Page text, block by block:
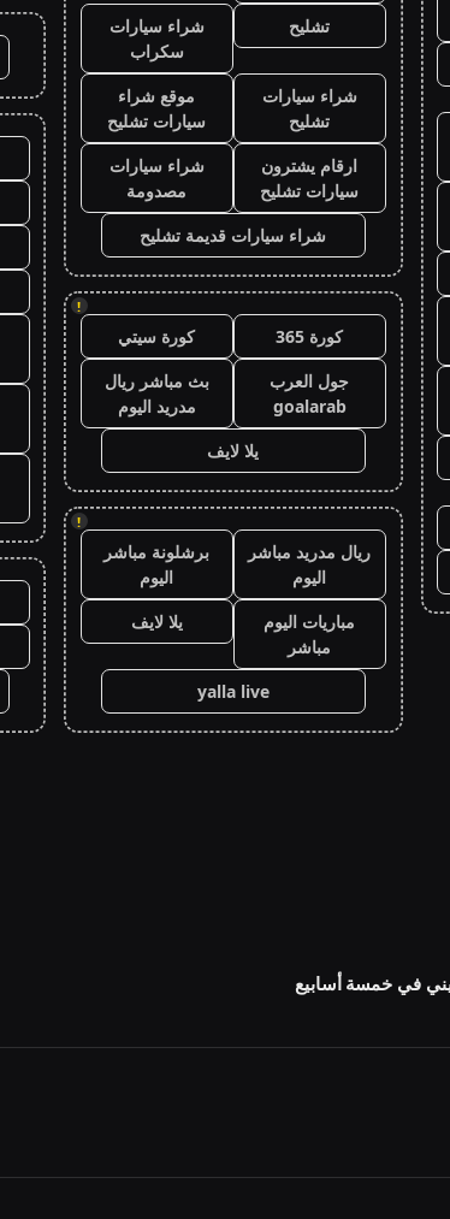
تشليح
شراء سيارات
سكراب
شراء سيارات
تشليح
موقع شراء
سيارات تشليح
ارقام يشترون
سيارات تشليح
شراء سيارات
مصدومة
شراء سيارات قديمة تشليح
!
كورة 365
كورة سيتي
جول العرب
goalarab
بث مباشر ريال
مدريد اليوم
يلا لايف
!
ريال مدريد مباشر
اليوم
برشلونة مباشر
اليوم
مباريات اليوم
مباشر
يلا لايف
yalla live